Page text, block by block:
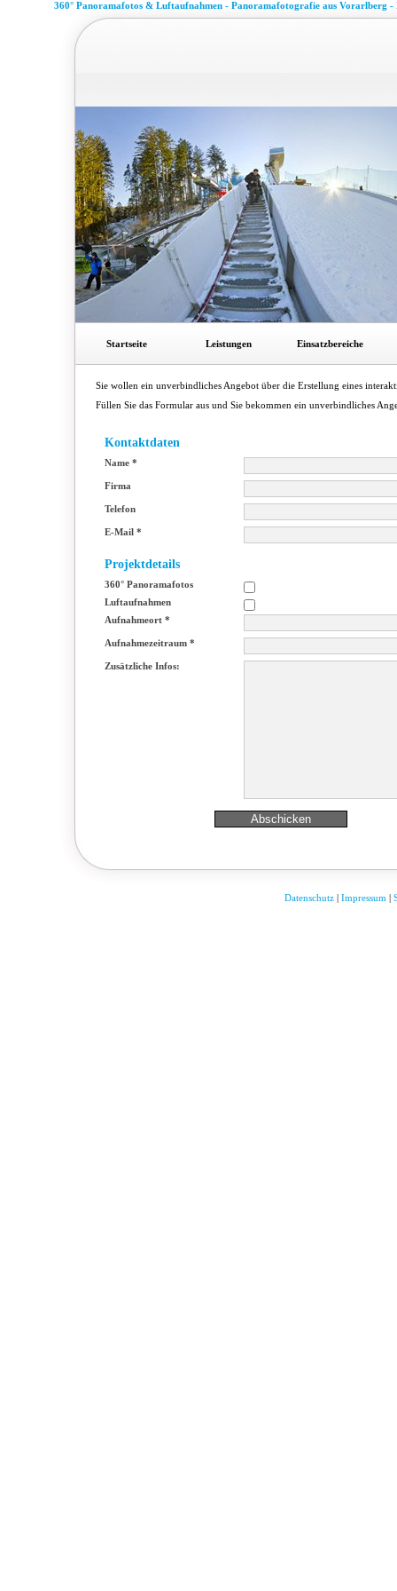
360° Panoramafotos & Luftaufnahmen - Panoramafotografie aus Vorarlberg -
Startseite Leistungen Einsatzbereiche
Sie wollen ein unverbindliches Angebot über die Erstellung eines
Füllen Sie das Formular aus und Sie bekommen ein unverbindliches
Kontaktdaten
Name *
Firma
Telefon
E-Mail *
Projektdetails
360° Panoramafotos
Luftaufnahmen
Aufnahmeort *
Aufnahmezeitraum *
Zusätzliche Infos:
Datenschutz| Impressum |